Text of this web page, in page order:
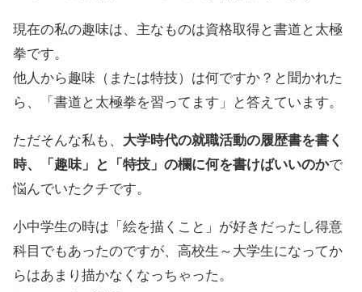
現在の私の趣味は、主なものは資格取得と書道と太極
拳です。
他人から趣味（または特技）は何ですか？と聞かれた
ら、「書道と太極拳を習ってます」と答えています。
ただそんな私も、 大学時代の就職活動の履歴書を書く
時、「趣味」と「特技」の欄に何を書けばいいのかで
悩んでいたクチです。
小中学生の時は「絵を描くこと」が好きだったし得意
科目でもあったのですが、高校生～大学生になってか
らはあまり描かなくなっちゃった。